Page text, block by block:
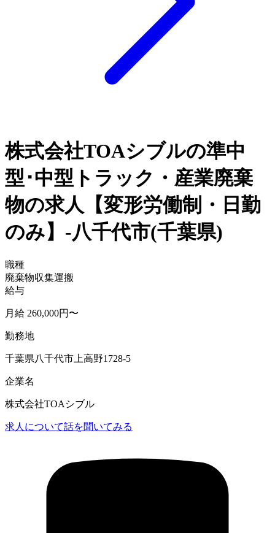
株式会社TOAシブルの準中
型･中型トラック・産業廃棄
物の求人【変形労働制・日勤
のみ】-八千代市(千葉県)
職種
廃棄物収集運搬
給与
月給 260,000円〜
勤務地
千葉県八千代市上高野1728-5
企業名
株式会社TOAシブル
求人について話を聞いてみる